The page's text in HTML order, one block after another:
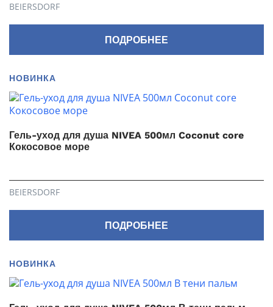
BEIERSDORF
ПОДРОБНЕЕ
НОВИНКА
Гель-уход для душа NIVEA 500мл Coconut core
Кокосовое море
BEIERSDORF
ПОДРОБНЕЕ
НОВИНКА